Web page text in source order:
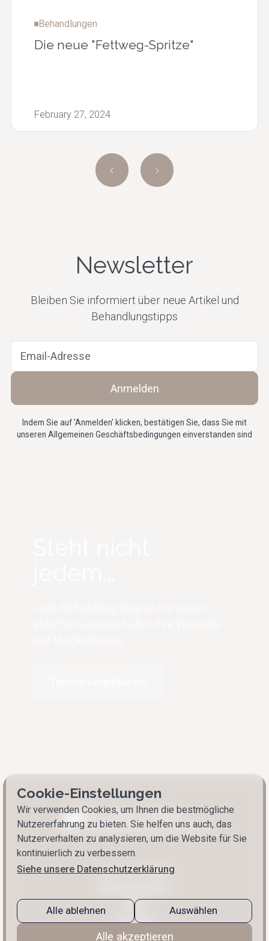
Behandlungen
Die neue "Fettweg-Spritze"
February 27, 2024
Newsletter
Bleiben Sie informiert über neue Artikel und
Behandlungstipps
Indem Sie auf 'Anmelden' klicken, bestätigen Sie, dass Sie mit
unseren Allgemeinen Geschäftsbedingungen einverstanden sind
Über Dr. Halten
Blog
Kontakt
Cookie-Einstellungen
Wir verwenden Cookies, um Ihnen die bestmögliche
Nutzererfahrung zu bieten. Sie helfen uns auch, das
Nutzerverhalten zu analysieren, um die Website für Sie
kontinuierlich zu verbessern.
Siehe unsere Datenschutzerklärung
Alle ablehnen Auswählen
Alle akzeptieren